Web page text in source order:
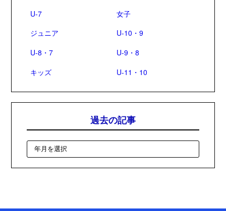
U-7
女子
ジュニア
U-10・9
U-8・7
U-9・8
キッズ
U-11・10
過去の記事